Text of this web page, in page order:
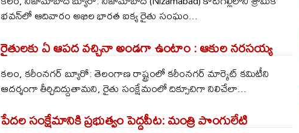
భవన్‌లో ఆదివారం అఖిల భారత ఐక్య రైతు సంఘం...
రైతులకు ఏ ఆపద వచ్చినా అండగా ఉంటాం : ఆకుల నరసయ్య
కలం, కరీంనగర్ బ్యూరో: తెలంగాణ రాష్ట్రంలో కరీంనగర్ మార్కెట్ కమిటీని
ఆదర్శంగా తీర్చిదిద్దుతామని, రైతు సంక్షేమంలో దిక్సూచిగా నిలిచేలా...
పేదల సంక్షేమానికి ప్రభుత్వం పెద్దపీట: మంత్రి పొంగులేటి